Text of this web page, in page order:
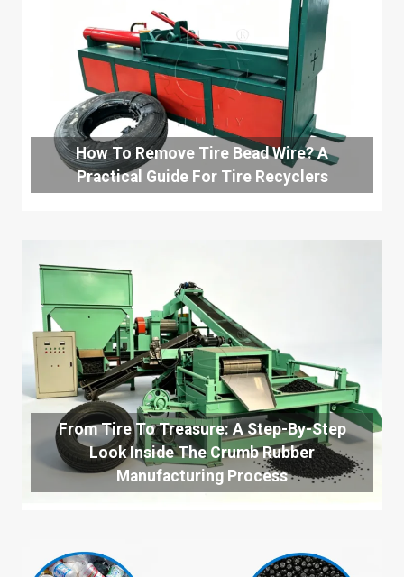
How To Remove Tire Bead Wire? A
Practical Guide For Tire Recyclers
From Tire To Treasure: A Step-By-Step
Look Inside The Crumb Rubber
Manufacturing Process